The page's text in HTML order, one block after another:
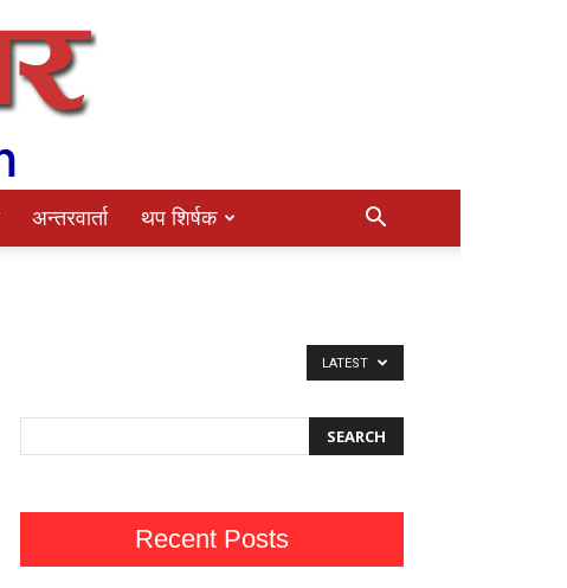
अन्तरवार्ता थप शिर्षक
LATEST
Recent Posts